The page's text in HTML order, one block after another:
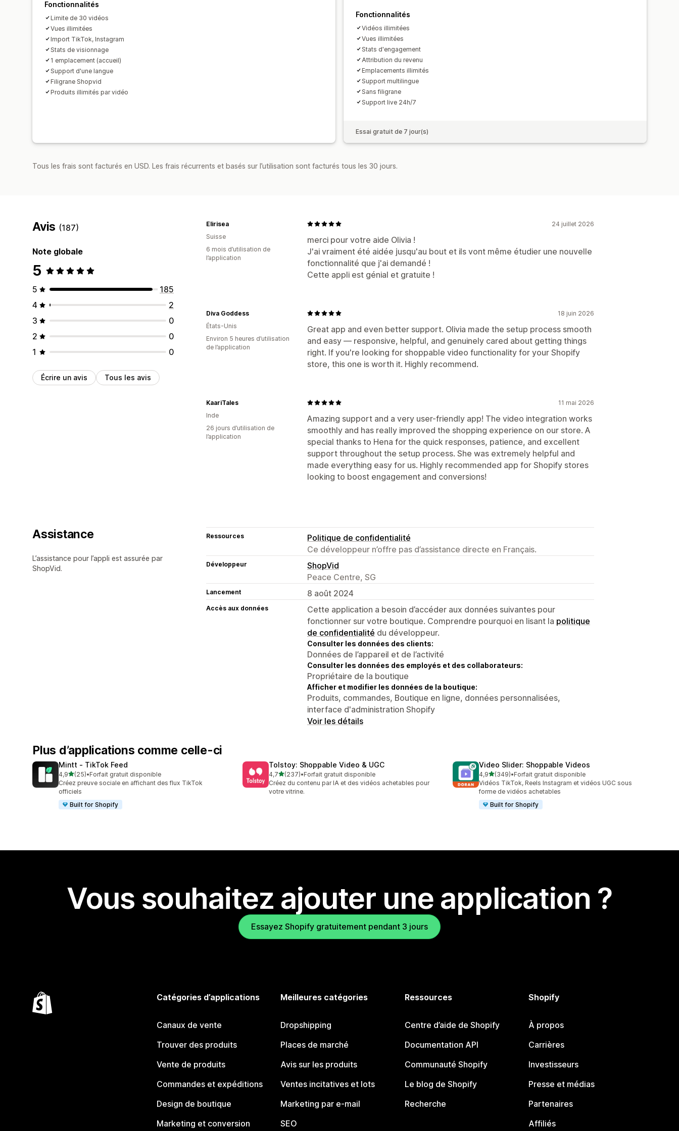
Fonctionnalités
Limite de 30 vidéos
Vues illimitées
Import TikTok, Instagram
Stats de visionnage
1 emplacement (accueil)
Support d'une langue
Filigrane Shopvid
Produits illimités par vidéo
Fonctionnalités
Vidéos illimitées
Vues illimitées
Stats d'engagement
Attribution du revenu
Emplacements illimités
Support multilingue
Sans filigrane
Support live 24h/7
Essai gratuit de 7 jour(s)
Tous les frais sont facturés en USD. Les frais récurrents et basés sur l’utilisation sont facturés tous les 30 jours.
Avis (187)
Note globale
5
5
185
4
2
3
0
2
0
1
0
Écrire un avis Tous les avis
24 juillet 2026
merci pour votre aide Olivia !
J'ai vraiment été aidée jusqu'au bout et ils vont même étudier une nouvelle
fonctionnalité que j'ai demandé !
Cette appli est génial et gratuite !
Elirisea
Suisse
6 mois d’utilisation de
l’application
18 juin 2026
Great app and even better support. Olivia made the setup process smooth
and easy — responsive, helpful, and genuinely cared about getting things
right. If you're looking for shoppable video functionality for your Shopify
store, this one is worth it. Highly recommend.
Diva Goddess
États-Unis
Environ 5 heures d’utilisation
de l’application
11 mai 2026
Amazing support and a very user-friendly app! The video integration works
smoothly and has really improved the shopping experience on our store. A
special thanks to Hena for the quick responses, patience, and excellent
support throughout the setup process. She was extremely helpful and
made everything easy for us. Highly recommended app for Shopify stores
looking to boost engagement and conversions!
KaariTales
Inde
26 jours d’utilisation de
l’application
Assistance
L’assistance pour l’appli est assurée par
ShopVid.
Ressources
Politique de confidentialité
Ce développeur n’offre pas d’assistance directe en Français.
Développeur
ShopVid
Peace Centre, SG
Lancement 8 août 2024
Accès aux données
Cette application a besoin d’accéder aux données suivantes pour
fonctionner sur votre boutique. Comprendre pourquoi en lisant la politique
de confidentialité du développeur.
Consulter les données des clients:
Données de l’appareil et de l’activité
Consulter les données des employés et des collaborateurs:
Propriétaire de la boutique
Afficher et modifier les données de la boutique:
Produits, commandes, Boutique en ligne, données personnalisées,
interface d'administration Shopify
Voir les détails
Plus d’applications comme celle-ci
Mintt ‑ TikTok Feed
4,9étoile(s) sur 5
(25)
25 avis au total
•Forfait gratuit disponible
Créez preuve sociale en affichant des flux TikTok
officiels
Built for Shopify
Tolstoy: Shoppable Video & UGC
4,7étoile(s) sur 5
(237)
237 avis au total
•Forfait gratuit disponible
Créez du contenu par IA et des vidéos achetables pour
votre vitrine.
Video Slider: Shoppable Videos
4,9étoile(s) sur 5
(349)
349 avis au total
•Forfait gratuit disponible
Vidéos TikTok, Reels Instagram et vidéos UGC sous
forme de vidéos achetables
Built for Shopify
Vous souhaitez ajouter une application ?
Essayez Shopify gratuitement pendant 3 jours
Catégories d’applications
Canaux de vente
Trouver des produits
Vente de produits
Commandes et expéditions
Design de boutique
Marketing et conversion
Meilleures catégories
Dropshipping
Places de marché
Avis sur les produits
Ventes incitatives et lots
Marketing par e-mail
SEO
Ressources
Centre d’aide de Shopify
Documentation API
Communauté Shopify
Le blog de Shopify
Recherche
Shopify
À propos
Carrières
Investisseurs
Presse et médias
Partenaires
Affiliés